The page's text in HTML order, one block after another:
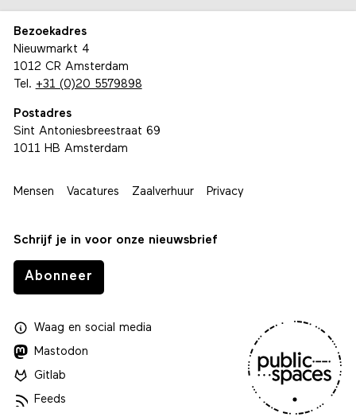
Bezoekadres
Nieuwmarkt 4
1012 CR Amsterdam
Tel. +31 (0)20 5579898
Postadres
Sint Antoniesbreestraat 69
1011 HB Amsterdam
Mensen Vacatures Zaalverhuur Privacy
Schrijf je in voor onze nieuwsbrief
Abonneer
Waagen social media
Mastodon
Gitlab
Feeds